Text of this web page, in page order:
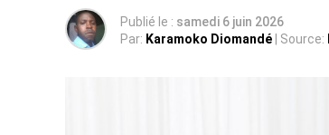
Publié le : samedi 6 juin 2026
Par: Karamoko Diomandé | Source: